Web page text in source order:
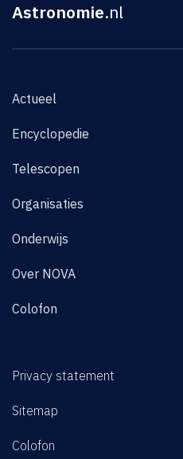
Astronomie.nl
Actueel
Encyclopedie
Telescopen
Organisaties
Onderwijs
Over NOVA
Colofon
Privacy statement
Sitemap
Colofon